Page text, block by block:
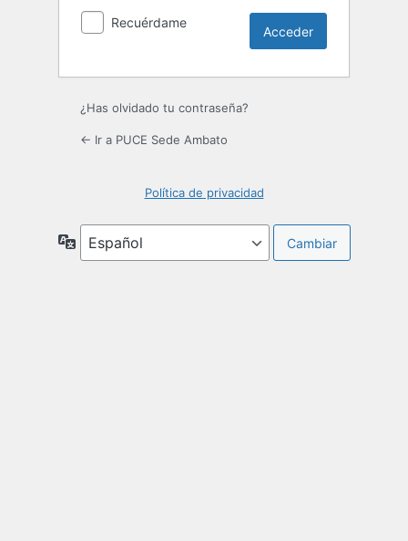
Recuérdame
¿Has olvidado tu contraseña?
← Ir a PUCE Sede Ambato
Política de privacidad
Idioma